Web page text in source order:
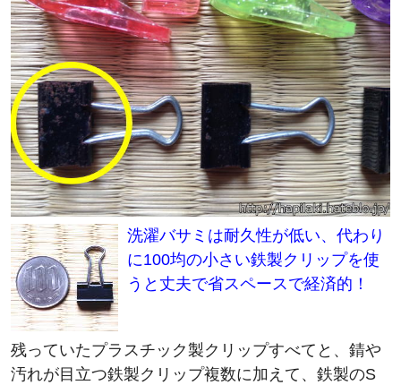
洗濯バサミは耐久性が低い、代わり
に100均の小さい鉄製クリップを使
うと丈夫で省スペースで経済的！
残っていたプラスチック製クリップすべてと、錆や
汚れが目立つ鉄製クリップ複数に加えて、鉄製のS